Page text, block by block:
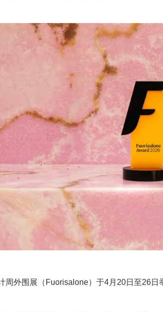
周外围展（Fuorisalone）于4月20日至26日